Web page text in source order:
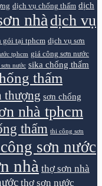
dịch vụ chống thấm dịch
nhà dịch vụ
gói tại tphcm dịch vụ sơn
tphcm giá công sơn nước
nước sika chống thấm
thấm
thượng sơn chống
nhà tphcm
thấm thi công sơn
sơn nước
nhà thợ sơn nhà
thợ sơn nước